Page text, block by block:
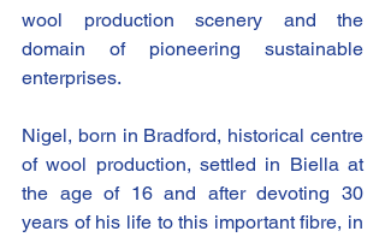
wool production scenery and the
domain of pioneering sustainable
enterprises.
Nigel, born in Bradford, historical centre
of wool production, settled in Biella at
the age of 16 and after devoting 30
years of his life to this important fibre, in